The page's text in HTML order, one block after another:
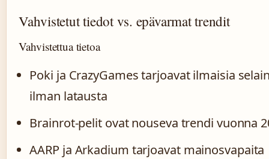
Vahvistetut tiedot vs. epävarmat trendit
Vahvistettua tietoa
Poki ja CrazyGames tarjoavat ilmaisia
ilman latausta
Brainrot-pelit ovat nouseva trendi vuonna
AARP ja Arkadium tarjoavat mainosvapaita